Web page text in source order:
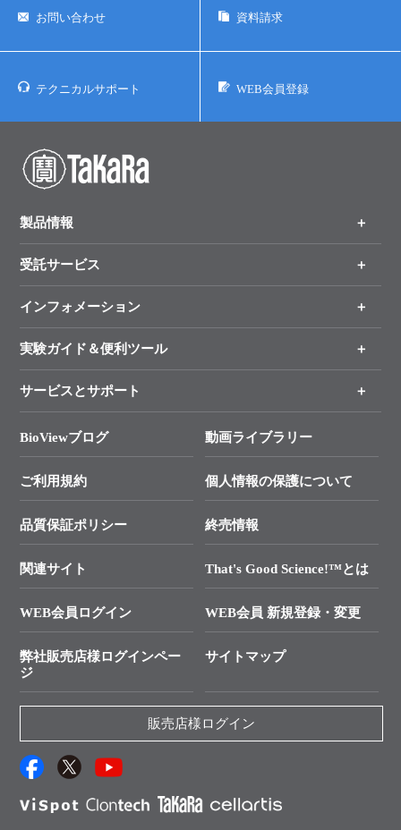
お問い合わせ 資料請求
テクニカルサポート WEB会員登録
製品情報
製品一覧
手法から製品を探す
新製品情報
受託サービス
オンライン注文
インフォメーション
キャンペーン
タカラバイオ各種会員募集のお知らせ
終売製品のお知らせ
価格改定のご案内
技術セミナーのご案内
タカラバイオ発表文献
実験ガイド＆便利ツール
リアルタイムPCR実験のススメ
幹細胞・再生医療研究ガイド
クローニング実験ガイド
SMARTer NGSポータルサイト
プライマー設計
制限酵素切断サイトの検索
ユーザーズボイス集
抗体検索サイト
サービスとサポート
総合お問い合わせ
├ 実験コンシェルジュ
├ 受託サービスお問い合わせ
資料請求 機器関連
資料請求 受託関連
資料請求 核酸抽出・精製カタログ
サンプル請求一覧
BioViewブログ 動画ライブラリー
ご利用規約 個人情報の保護について
品質保証ポリシー 終売情報
関連サイト That's Good Science!™とは
WEB会員ログイン WEB会員 新規登録・変更
弊社販売店様ログインペー
ジ
サイトマップ
販売店様ログイン